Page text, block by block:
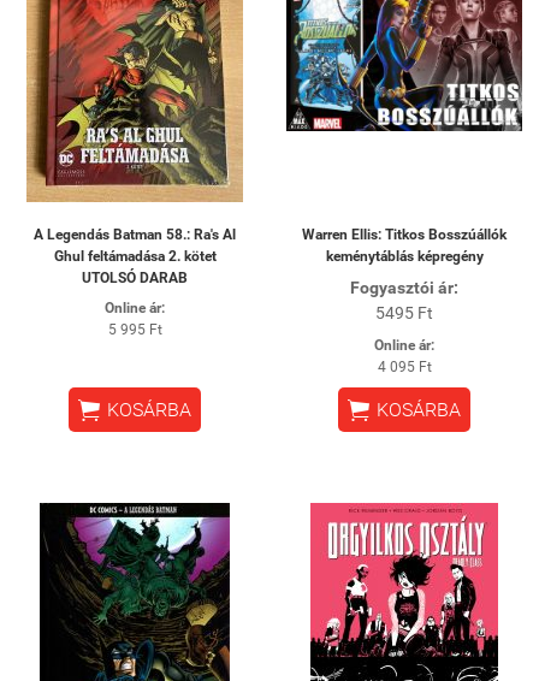
A Legendás Batman 58.: Ra's Al
Ghul feltámadása 2. kötet
UTOLSÓ DARAB
Online ár:
5 995 Ft
 KOSÁRBA
Warren Ellis: Titkos Bosszúállók
keménytáblás képregény
Fogyasztói ár:
5495 Ft
Online ár:
4 095 Ft
 KOSÁRBA